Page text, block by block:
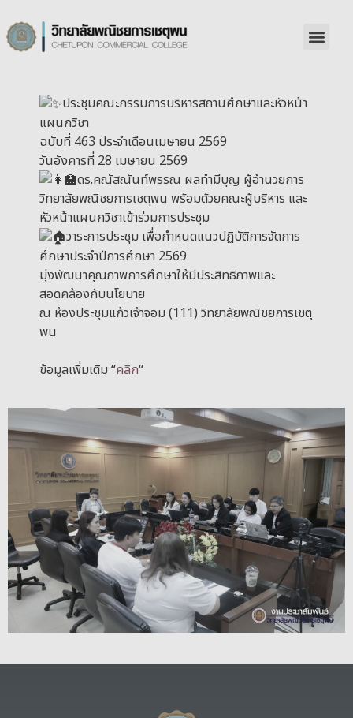
ประชุมคณะกรรมการบริหารสถานศึกษาและหัวหน้า
แผนกวิชา
ฉบับที่ 463 ประจำเดือนเมษายน 2569
วันอังคารที่ 28 เมษายน 2569
ดร.คณัสณันท์พรรณ ผลทำมีบุญ ผู้อำนวยการ
วิทยาลัยพณิชยการเชตุพน พร้อมด้วยคณะผู้บริหาร และ
หัวหน้าแผนกวิชาเข้าร่วมการประชุม
วาระการประชุม เพื่อกำหนดแนวปฏิบัติการจัดการ
ศึกษาประจำปีการศึกษา 2569
มุ่งพัฒนาคุณภาพการศึกษาให้มีประสิทธิภาพและ
สอดคล้องกับนโยบาย
ณ ห้องประชุมแก้วเจ้าจอม (111) วิทยาลัยพณิชยการเชตุ
พน
ข้อมูลเพิ่มเติม “คลิก“